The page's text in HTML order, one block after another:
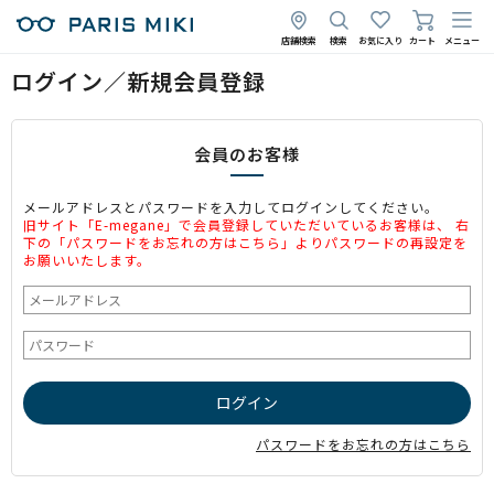
店舗検索 検索 お気に入り カート メニュー
ログイン／新規会員登録
会員のお客様
メールアドレスとパスワードを入力してログインしてください。
旧サイト「E-megane」で会員登録していただいているお客様は、 右
下の「パスワードをお忘れの方はこちら」よりパスワードの再設定を
お願いいたします。
パスワードをお忘れの方はこちら